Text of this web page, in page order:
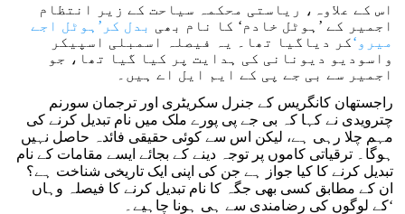
اس کے علاوہ، ریاستی محکمہ سیاحت کے زیر انتظام
اجمیر کے ’ہوٹل خادم‘ کا نام بھی بدل کر’ہوٹل اجے
میرو‘کر دیاگیا تھا۔ یہ فیصلہ اسمبلی اسپیکر
واسودیو دیونانی کی ہدایت پر کیا گیا تھا، جو
اجمیر سے بی جے پی کے ایم ایل اے ہیں۔
راجستھان کانگریس کے جنرل سکریٹری اور ترجمان سورنم
چترویدی نے کہا کہ بی جے پی پورے ملک میں نام تبدیل کرنے کی
مہم چلا رہی ہے، لیکن اس سے کوئی حقیقی فائدہ حاصل نہیں
ہوگا۔ ترقیاتی کاموں پر توجہ دینے کے بجائے ایسے مقامات کے نام
تبدیل کرنے کا کیا جواز ہے جن کی اپنی ایک تاریخی شناخت ہے؟
ان کے مطابق کسی بھی جگہ کا نام تبدیل کرنے کا فیصلہ وہاں
کے لوگوں کی رضامندی سے ہی ہونا چاہیے۔‘